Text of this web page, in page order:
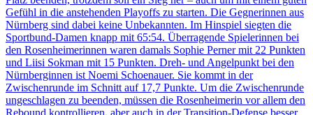
Gefühl in die anstehenden Playoffs zu starten. Die Gegnerinnen aus
Nürnberg sind dabei keine Unbekannten. Im Hinspiel siegten die
Sportbund-Damen knapp mit 65:54. Überragende Spielerinnen bei
den Rosenheimerinnen waren damals Sophie Perner mit 22 Punkten
und Liisi Sokman mit 15 Punkten. Dreh- und Angelpunkt bei den
Nürnberginnen ist Noemi Schoenauer. Sie kommt in der
Zwischenrunde im Schnitt auf 17,7 Punkte. Um die Zwischenrunde
ungeschlagen zu beenden, müssen die Rosenheimerin vor allem den
Rebound kontrollieren, aber auch in der Transition-Defense besser